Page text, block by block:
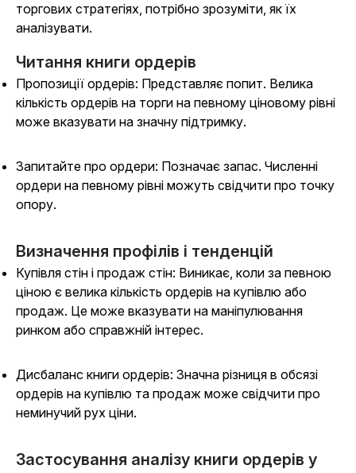
торгових стратегіях, потрібно зрозуміти, як їх
аналізувати.
Читання книги ордерів
Пропозиції ордерів: Представляє попит. Велика
кількість ордерів на торги на певному ціновому рівні
може вказувати на значну підтримку.
Запитайте про ордери: Позначає запас. Численні
ордери на певному рівні можуть свідчити про точку
опору.
Визначення профілів і тенденцій
Купівля стін і продаж стін: Виникає, коли за певною
ціною є велика кількість ордерів на купівлю або
продаж. Це може вказувати на маніпулювання
ринком або справжній інтерес.
Дисбаланс книги ордерів: Значна різниця в обсязі
ордерів на купівлю та продаж може свідчити про
неминучий рух ціни.
Застосування аналізу книги ордерів у